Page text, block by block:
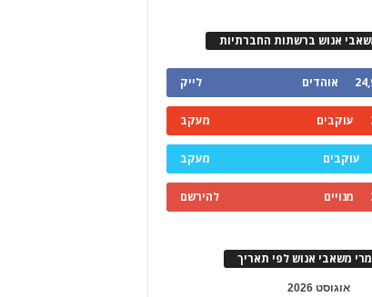
אנוש ברשתות החברתיות
אוהדים לייק
עוקבים מעקב
עוקבים מעקב
מנויים להירשם
משאבי אנוש לפי תאריך
אוגוסט 2026